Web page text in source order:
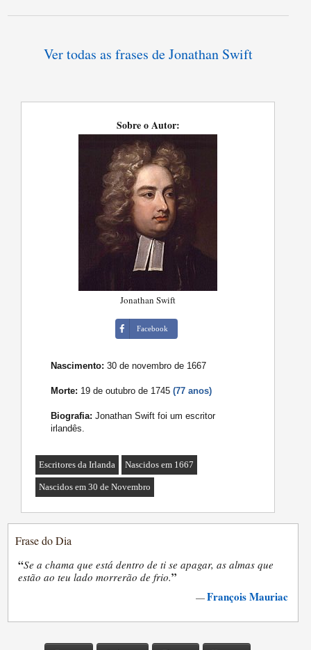
Ver todas as frases de Jonathan Swift
Sobre o Autor:
Jonathan Swift
Facebook
Nascimento: 30 de novembro de 1667
Morte: 19 de outubro de 1745(77 anos)
Biografia: Jonathan Swift foi um escritor
irlandês.
Escritores da Irlanda Nascidos em 1667
Nascidos em 30 de Novembro
Frase do Dia
“Se a chama que está dentro de ti se apagar, as almas que
estão ao teu lado morrerão de frio.”
—François Mauriac